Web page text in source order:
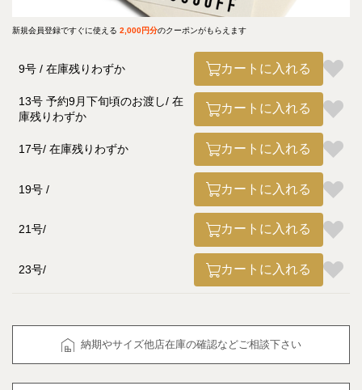
新規会員登録ですぐに使える 2,000円分のクーポンがもらえます
9号 在庫残りわずか カートに入れる
13号 予約9月下旬頃のお渡し
在
庫残りわずか
カートに入れる
17号 在庫残りわずか カートに入れる
19号 カートに入れる
21号 カートに入れる
23号 カートに入れる
納期やサイズ他店在庫の確認などご相談下さい